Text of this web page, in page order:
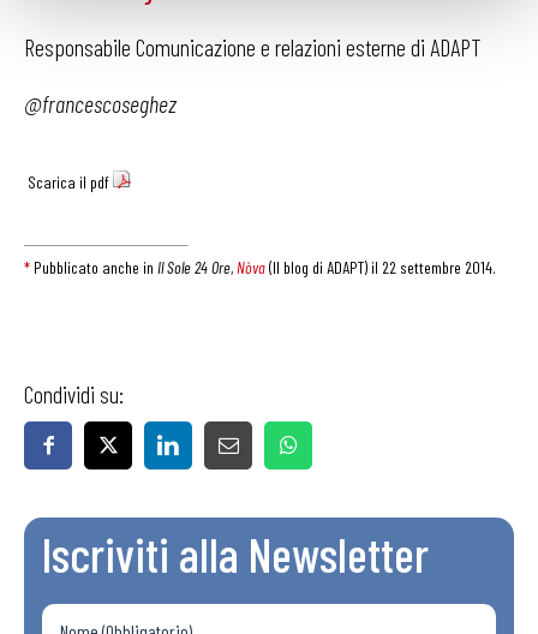
Responsabile Comunicazione e relazioni esterne di ADAPT
@francescoseghez
Scarica il pdf
* Pubblicato anche in Il Sole 24 Ore,Nòva(Il blog di ADAPT) il 22 settembre 2014.
Condividi su:
Iscriviti alla Newsletter